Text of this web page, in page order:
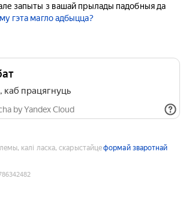
запыты з вашай прылады падобныя да
гэта магло адбыцца?
каб працягнуць
by Yandex Cloud
калі ласка, скарыстайцеформай зваротнай